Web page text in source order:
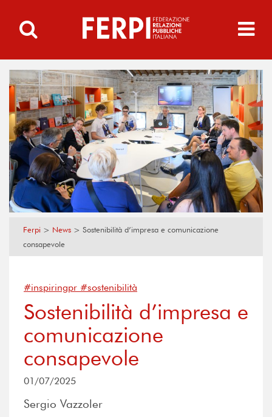
Ferpi > News > Sostenibilità d’impresa e comunicazione
consapevole
#inspiringpr #sostenibilità
Sostenibilità d’impresa e
comunicazione
consapevole
01/07/2025
Sergio Vazzoler